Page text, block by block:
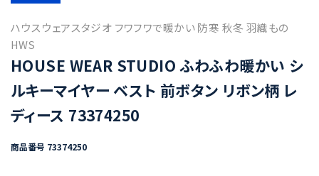
ハウスウェアスタジオ フワフワで暖かい 防寒 秋冬 羽織もの
HWS
HOUSE WEAR STUDIO ふわふわ暖かい シ
ルキーマイヤー ベスト 前ボタン リボン柄 レ
ディース 73374250
商品番号 73374250